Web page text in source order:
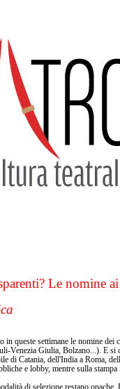
Le nomine
in queste settimane le nomine
Venezia Giulia, Bolzano...). E
di Catania, dell'India a Roma,
e lobby, mentre sulla
di selezione restano